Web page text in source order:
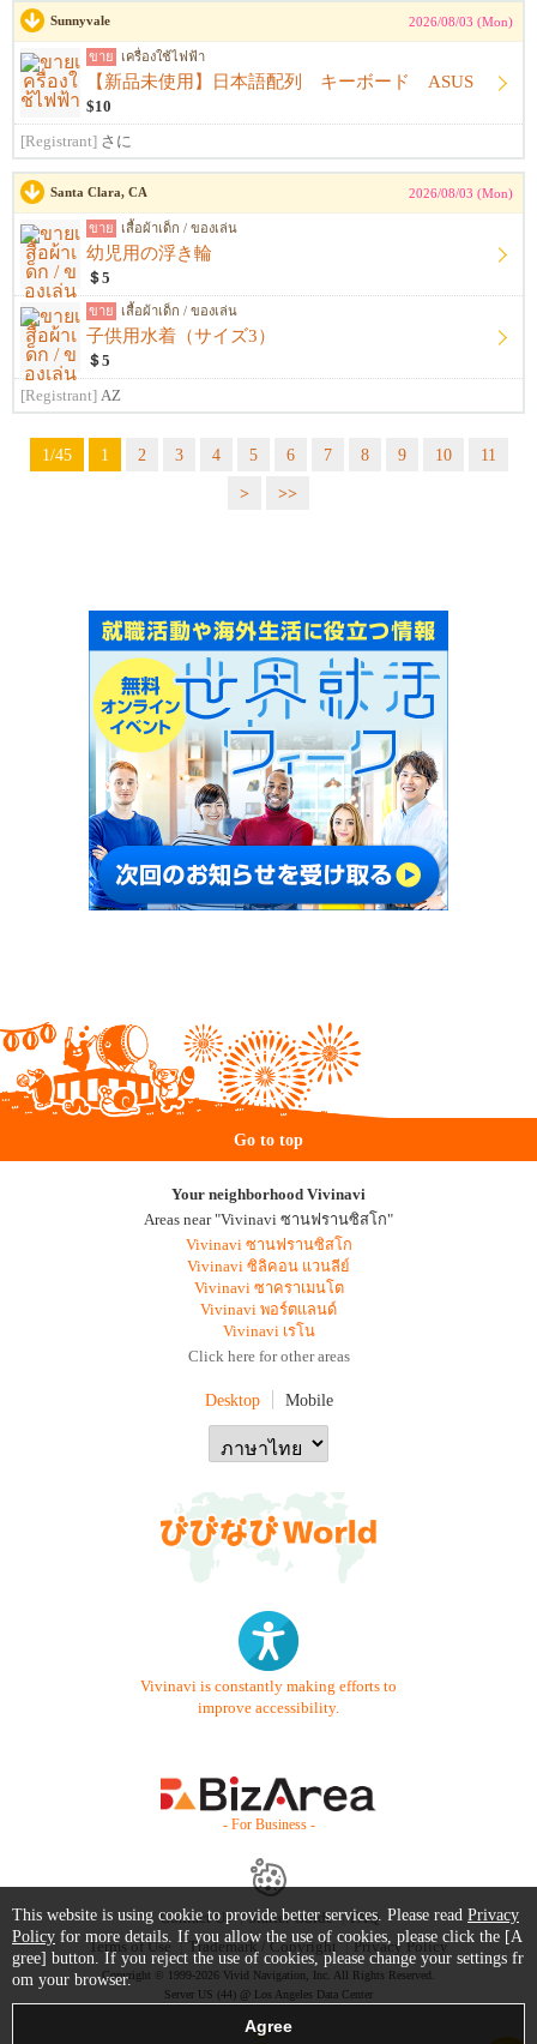
Sunnyvale 2026/08/03 (Mon)
ขาย เครื่องใช้ไฟฟ้า
【新品未使用】日本語配列 キーボード ASUS
$10
[Registrant] さに
Santa Clara, CA 2026/08/03 (Mon)
ขาย เสื้อผ้าเด็ก / ของเล่น
幼児用の浮き輪
＄5
ขาย เสื้อผ้าเด็ก / ของเล่น
子供用水着（サイズ3）
＄5
[Registrant] AZ
1/45 1 2 3 4 5 6 7 8 9 10
11
>
>>
Go to top
Your neighborhood Vivinavi
Areas near "Vivinavi ซานฟรานซิสโก"
Vivinavi ซานฟรานซิสโก
Vivinavi ซิลิคอน แวนลีย์
Vivinavi ซาคราเมนโต
Vivinavi พอร์ตแลนด์
Vivinavi เรโน
Click here for other areas
Desktop Mobile
Vivinavi is constantly making efforts to
improve accessibility.
- For Business -
Contact Us Starter Guide
FAQ
Terms of Use
Trademark / Copyright Privacy Policy
Copyright © 1999-2026 Vivid Navigation, Inc. All Rights Reserved.
Server US (44) @ Los Angeles Data Center
This website is using cookie to provide better services. Please read Privacy
Policy for more details. If you allow the use of cookies, please click the [A
gree] button. If you reject the use of cookies, please change your settings fr
om your browser.